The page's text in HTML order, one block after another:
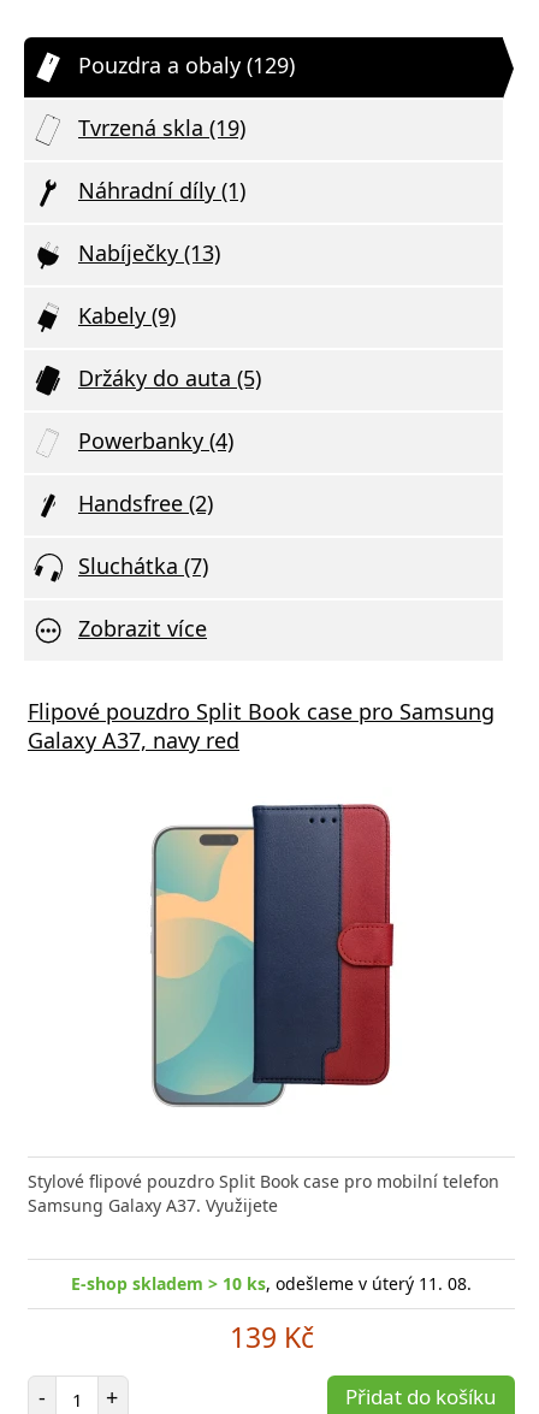
Pouzdra a obaly (129)
Tvrzená skla (19)
Náhradní díly (1)
Nabíječky (13)
Kabely (9)
Držáky do auta (5)
Powerbanky (4)
Handsfree (2)
Sluchátka (7)
Zobrazit více
Flipové pouzdro Split Book case pro Samsung
Galaxy A37, navy red
Stylové flipové pouzdro Split Book case pro mobilní telefon
Samsung Galaxy A37. Využijete
E-shop skladem > 10 ks, odešleme v úterý 11. 08.
139 Kč
- Počet položek
+ Přidat do košíku